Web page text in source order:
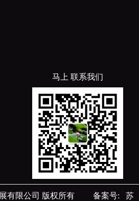
马上 联系我们
有限公司 版权所有 备案号: 苏